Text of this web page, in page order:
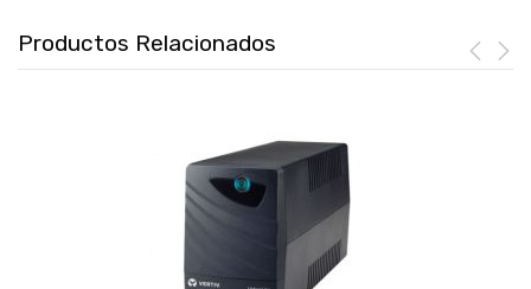
Productos Relacionados